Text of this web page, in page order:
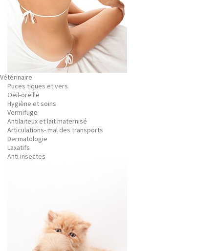
Vétérinaire
Puces tiques et vers
Oeil-oreille
Hygiène et soins
Vermifuge
Antilaiteux et lait maternisé
Articulations- mal des transports
Dermatologie
Laxatifs
Anti insectes